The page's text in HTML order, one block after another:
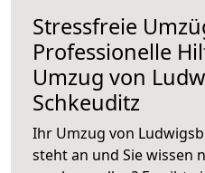
Stressfreie
Professionelle
Umzug von
Schkeuditz
Ihr Umzug von
steht an und Sie wissen